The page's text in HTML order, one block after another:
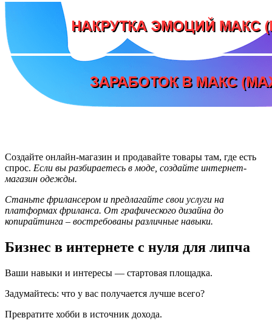
Создайте онлайн-магазин и продавайте товары там, где есть
спрос. Если вы разбираетесь в моде, создайте интернет-
магазин одежды.
Станьте фрилансером и предлагайте свои услуги на
платформах фриланса. От графического дизайна до
копирайтинга – востребованы различные навыки.
Бизнес в интернете с нуля для липча
Ваши навыки и интересы — стартовая площадка.
Задумайтесь: что у вас получается лучше всего?
Превратите хобби в источник дохода.